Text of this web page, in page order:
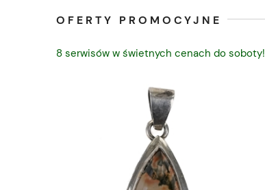
OFERTY PROMOCYJNE
8 serwisów w świetnych cenach do soboty!